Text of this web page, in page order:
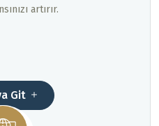
artırır.
Git